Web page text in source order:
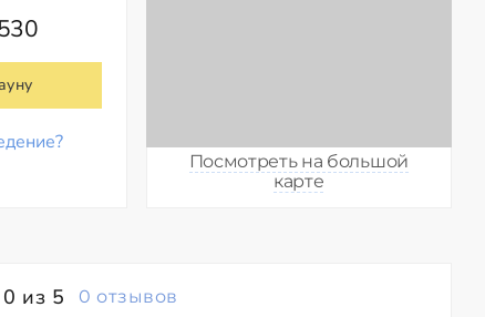
Посмотреть на большой
карте
0 из 5 0 отзывов